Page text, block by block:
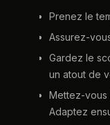
Prenez le
Assurez-
Gardez le
un atout de
Mettez-vous
Adaptez